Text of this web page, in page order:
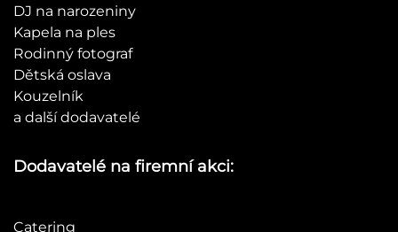
DJ na narozeniny
Kapela na ples
Rodinný fotograf
Dětská oslava
Kouzelník
a další dodavatelé
Dodavatelé na firemní akci:
Catering